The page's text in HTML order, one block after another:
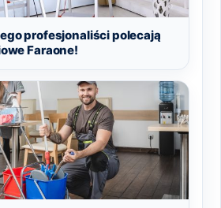
profesjonaliści polecają
Faraone!